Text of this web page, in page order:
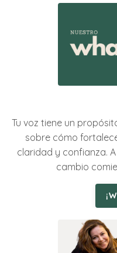
Tu voz tiene un
sobre cómo
claridad y confianza.
cambio